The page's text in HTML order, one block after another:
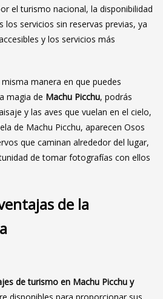
el turismo nacional, la disponibilidad
servicios sin reservas previas, ya
y los servicios más
manera en que puedes
magia de Machu Picchu, podrás
y las aves que vuelan en el cielo,
de Machu Picchu, aparecen Osos
que caminan alrededor del lugar,
de tomar fotografías con ellos
de la
de turismo en Machu Picchu y